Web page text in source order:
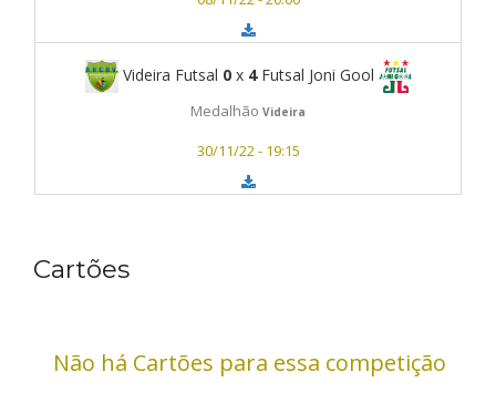
Videira Futsal 0x 4Futsal Joni Gool
Medalhão Videira
30/11/22 - 19:15
Cartões
Não há Cartões para essa competição